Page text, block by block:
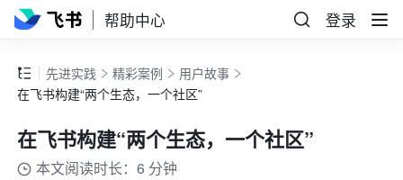
帮助中心 登录
先进实践 精彩案例
用户故事
在飞书构建“两个生态，一个社区”
在飞书构建“两个生态，一个社区”
本文阅读时长：6 分钟